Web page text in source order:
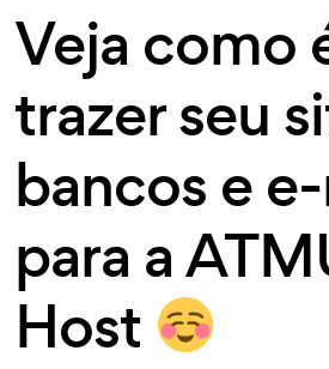
Veja como
trazer seu
bancos e
para a
Host